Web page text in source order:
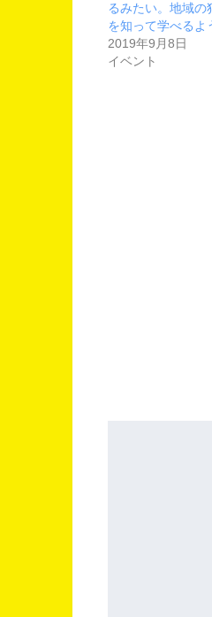
るみたい。地域の
を知って学べるよ
2019年9月8日
イベント